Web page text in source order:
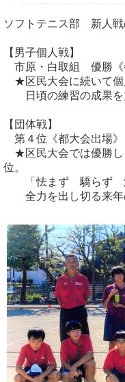
ソフトテニス部 新人戦
【男子個人戦】
市原・白取組 優勝《
★区民大会に続いて個
日頃の練習の成果を
【団体戦】
第４位《都大会出場》
★区民大会では優勝し
位。
「怯まず 驕らず
全力を出し切る来年